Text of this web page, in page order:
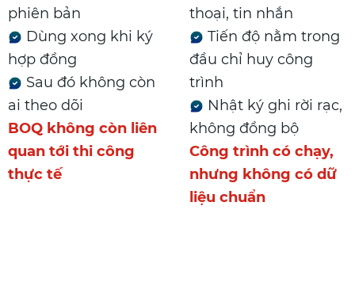
phiên bản
Dùng xong khi ký
hợp đồng
Sau đó không còn
ai theo dõi
BOQ không còn liên
quan tới thi công
thực tế
thoại, tin nhắn
Tiến độ nằm trong
đầu chỉ huy công
trình
Nhật ký ghi rời rạc,
không đồng bộ
Công trình có chạy,
nhưng không có dữ
liệu chuẩn